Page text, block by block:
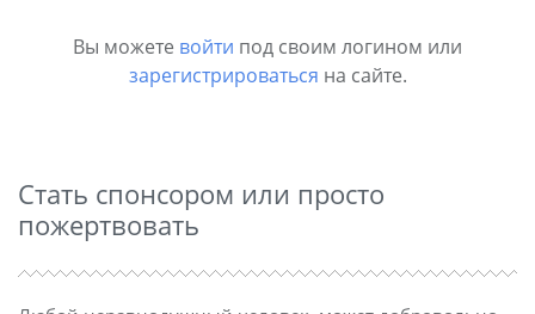
Вы можете войти под своим логином или
зарегистрироваться на сайте.
Стать спонсором или просто
пожертвовать